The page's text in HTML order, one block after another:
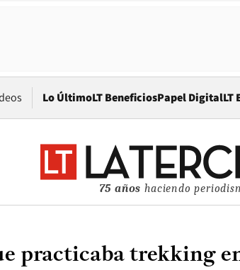
Lo ÚltimoLT BeneficiosPapel DigitalLT
75 años haciendo
practicaba trekking